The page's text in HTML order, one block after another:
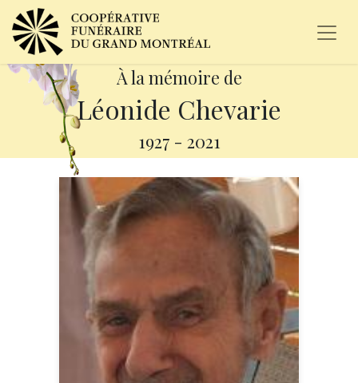
À la mémoire de
Léonide Chevarie
1927 - 2021